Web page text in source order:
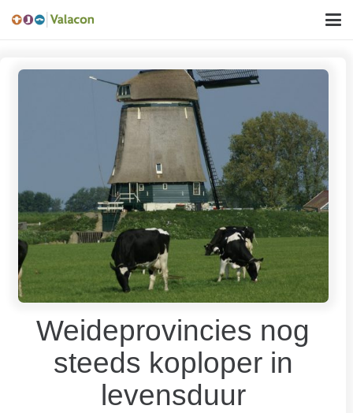
Weideprovincies nog
steeds koploper in
levensduur